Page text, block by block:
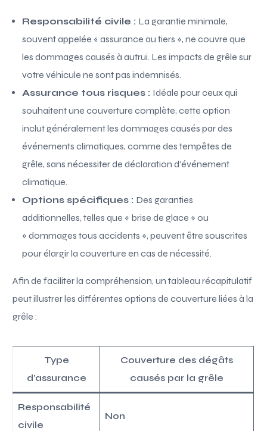
Responsabilité civile : La garantie minimale,
souvent appelée « assurance au tiers », ne couvre que
les dommages causés à autrui. Les impacts de grêle sur
votre véhicule ne sont pas indemnisés.
Assurance tous risques : Idéale pour ceux qui
souhaitent une couverture complète, cette option
inclut généralement les dommages causés par des
événements climatiques, comme des tempêtes de
grêle, sans nécessiter de déclaration d’événement
climatique.
Options spécifiques : Des garanties
additionnelles, telles que « brise de glace » ou
« dommages tous accidents », peuvent être souscrites
pour élargir la couverture en cas de nécessité.
Afin de faciliter la compréhension, un tableau récapitulatif
peut illustrer les différentes options de couverture liées à la
grêle :
Type
d’assurance
Couverture des dégâts
causés par la grêle
Responsabilité
civile
Non